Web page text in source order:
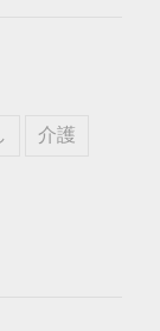
介護